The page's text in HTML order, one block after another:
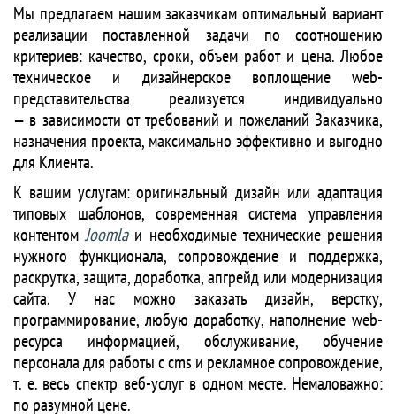
Мы предлагаем нашим заказчикам оптимальный вариант
реализации поставленной задачи по соотношению
критериев: качество, сроки, объем работ и цена. Любое
техническое и дизайнерское воплощение web-
представительства реализуется индивидуально
— в зависимости от требований и пожеланий Заказчика,
назначения проекта, максимально эффективно и выгодно
для Клиента.
К вашим услугам: оригинальный дизайн или адаптация
типовых шаблонов, современная система управления
контентомJoomlaи необходимые технические решения
нужного функционала, сопровождение и поддержка,
раскрутка, защита, доработка, апгрейд или модернизация
сайта. У нас можно заказать дизайн, верстку,
программирование, любую доработку, наполнение web-
ресурса информацией, обслуживание, обучение
персонала для работы с cms и рекламное сопровождение,
т. е. весь спектр веб-услуг в одном месте. Немаловажно:
по разумной цене.